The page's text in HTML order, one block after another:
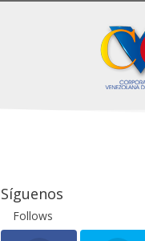
Síguenos
Follows